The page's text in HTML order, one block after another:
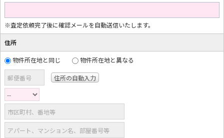
※査定依頼完了後に確認メールを自動送信いたします。
住所
物件所在地と同じ 物件所在地と異なる
郵便番号
市区町村、番地等
アパート、マンション名、部屋番号等